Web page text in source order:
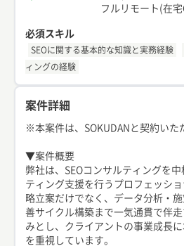
フルリモート(在宅
必須スキル
SEOに関する基本的な知識と実務経験
ィングの経験
案件詳細
※本案件は、SOKUDANと契約いた
▼案件概要
弊社は、SEOコンサルティングを
ティング支援を行うプロフェッシ
略立案だけでなく、データ分析・
善サイクル構築まで一気通貫で伴
みとし、クライアントの事業成長
を重視しています。